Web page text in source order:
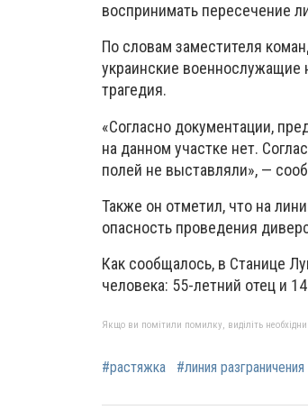
воспринимать пересечение
По словам заместителя
украинские военнослужащие
трагедия.
«Согласно документации,
на данном участке нет.
полей не выставляли», —
Также он отметил, что на
опасность проведения
Как сообщалось, в Станице
человека: 55-летний отец и
Якщо ви помітили помилку, виділіть
#растяжка #линия разграничения